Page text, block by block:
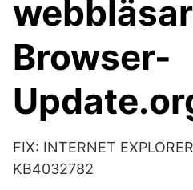
Browser-
FIX: INTERNET
KB4032782